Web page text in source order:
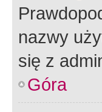
nazwy
się z
Góra